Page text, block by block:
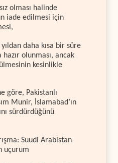
olması halinde
iade edilmesi için
daha kısa bir süre
hazır olunması, ancak
kesinlikle
göre, Pakistanlı
Munir, İslamabad’ın
sürdürdüğünü
Suudi Arabistan
uçurum